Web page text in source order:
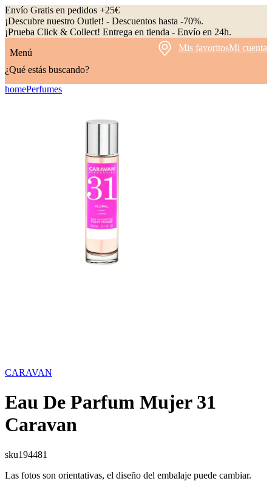
Envío Gratis en pedidos +25€
¡Descubre nuestro Outlet! - Descuentos hasta -70%.
¡Prueba Click & Collect! Entrega en tienda - Envío en 24h.
Menú
Mis favoritosMi cuenta
¿Qué estás buscando?
homePerfumes
CARAVAN
Eau De Parfum Mujer 31
Caravan
sku194481
Las fotos son orientativas, el diseño del embalaje puede cambiar.